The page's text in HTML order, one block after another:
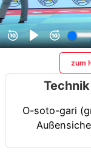
zum
Technik
O-soto-gari